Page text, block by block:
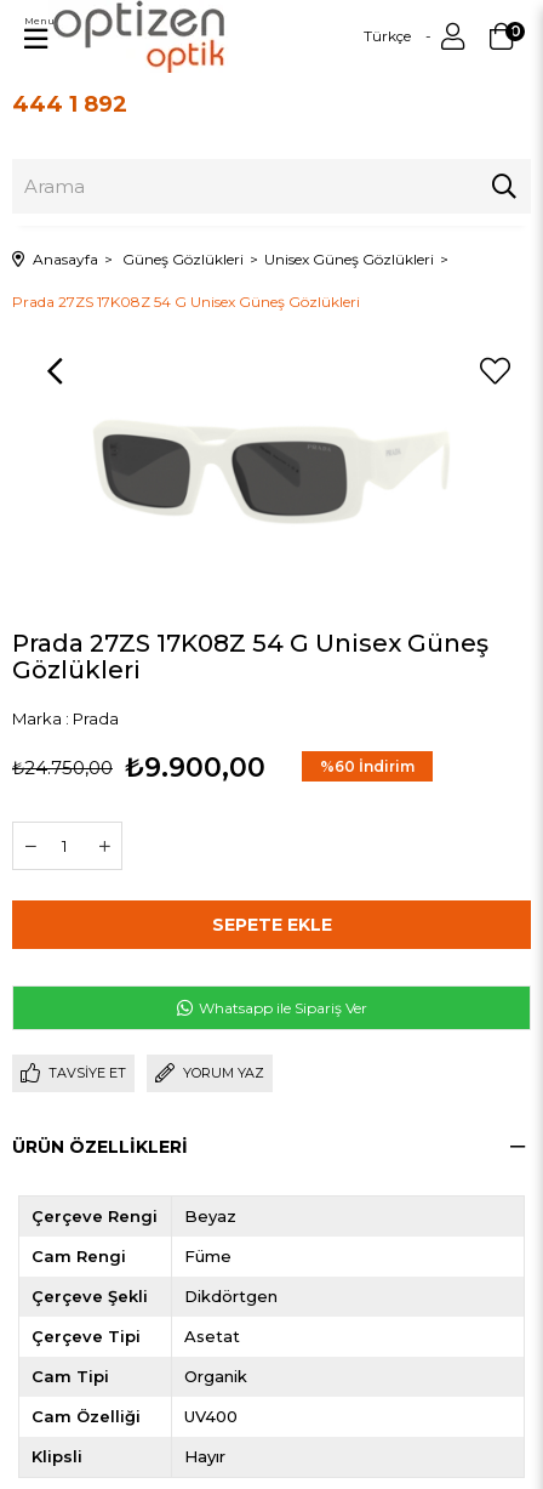
444 1 892
Türkçe 0
Menu
Anasayfa Güneş Gözlükleri Unisex Güneş Gözlükleri
Prada 27ZS 17K08Z 54 G Unisex Güneş Gözlükleri
Prada 27ZS 17K08Z 54 G Unisex Güneş
Gözlükleri
Marka : Prada
₺24.750,00 ₺9.900,00 %60 İndirim
Whatsapp ile Sipariş Ver
TAVSIYE ET YORUM YAZ
ÜRÜN ÖZELLIKLERI
Çerçeve Rengi Beyaz
Cam Rengi Füme
Çerçeve Şekli Dikdörtgen
Çerçeve Tipi Asetat
Cam Tipi Organik
Cam Özelliği UV400
Klipsli Hayır